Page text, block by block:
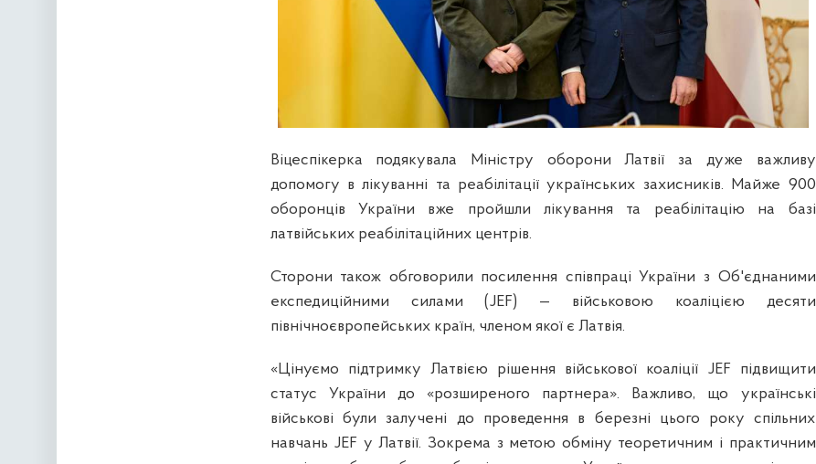
Віцеспікерка подякувала Міністру оборони Латвії за дуже важливу
допомогу в лікуванні та реабілітації українських захисників. Майже 900
оборонців України вже пройшли лікування та реабілітацію на базі
латвійських реабілітаційних центрів.
Сторони також обговорили посилення співпраці України з Об'єднаними
експедиційними силами (JEF) — військовою коаліцією десяти
північноєвропейських країн, членом якої є Латвія.
«Цінуємо підтримку Латвією рішення військової коаліції JEF підвищити
статус України до «розширеного партнера». Важливо, що українські
військові були залучені до проведення в березні цього року спільних
навчань JEF у Латвії. Зокрема з метою обміну теоретичним і практичним